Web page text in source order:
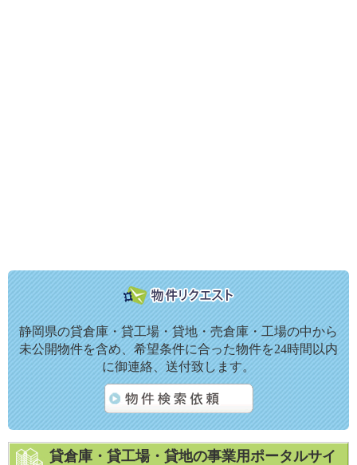
静岡県の貸倉庫・貸工場・貸地・売倉庫・工場の中から
未公開物件を含め、希望条件に合った物件を24時間以内
に御連絡、送付致します。
貸倉庫・貸工場・貸地の事業用ポータルサイ